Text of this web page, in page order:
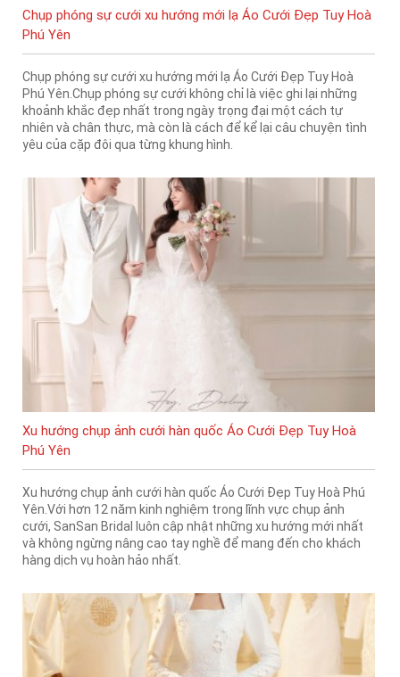
Chụp phóng sự cưới xu hướng mới lạ Áo Cưới Đẹp Tuy Hoà
Phú Yên
Chụp phóng sự cưới xu hướng mới lạ Áo Cưới Đẹp Tuy Hoà
Phú Yên.Chụp phóng sự cưới không chỉ là việc ghi lại những
khoảnh khắc đẹp nhất trong ngày trọng đại một cách tự
nhiên và chân thực, mà còn là cách để kể lại câu chuyện tình
yêu của cặp đôi qua từng khung hình.
Xu hướng chụp ảnh cưới hàn quốc Áo Cưới Đẹp Tuy Hoà
Phú Yên
Xu hướng chụp ảnh cưới hàn quốc Áo Cưới Đẹp Tuy Hoà Phú
Yên.Với hơn 12 năm kinh nghiệm trong lĩnh vực chụp ảnh
cưới, SanSan Bridal luôn cập nhật những xu hướng mới nhất
và không ngừng nâng cao tay nghề để mang đến cho khách
hàng dịch vụ hoàn hảo nhất.